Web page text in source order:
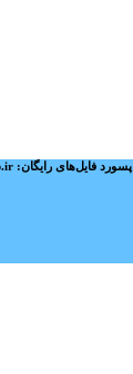
پسورد فایل‌های رایگان: mypsdshop.ir - پشتیبانی: arshiya_ag@yahoo.com